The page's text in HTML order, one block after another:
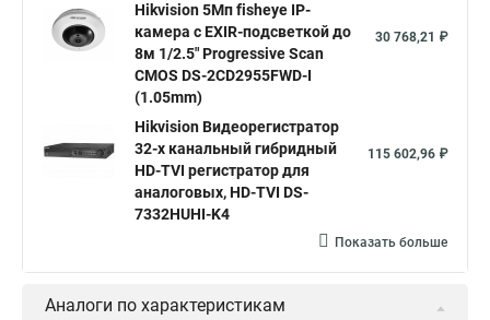
Hikvision 2 8 mm Hikvision camera Hikvision 2cd1148 i b
Видеонаблюдение Ip видеокамеры
Hikvision 2cd2142fwd
Hikvision ds 2cd1148 hikvision ds 2cd1148 i b
hikvision ds 2cd2042wd i Видеокамера hikvision
Видеокамеры hikvision ds
Камера Hikvision ds 2ce16d8t
Видеокамера hikvision hiwatch
Камера Hikvision ds 2cd2442fwd
Hikvision 5Мп fisheye IP-
камера c EXIR-подсветкой до
8м 1/2.5" Progressive Scan
CMOS DS-2CD2955FWD-I
(1.05mm)
30 768,21 ₽
Hikvision Видеорегистратор
32-х канальный гибридный
HD-TVI регистратор для
аналоговых, HD-TVI DS-
7332HUHI-K4
115 602,96 ₽
Показать больше
Аналоги по характеристикам